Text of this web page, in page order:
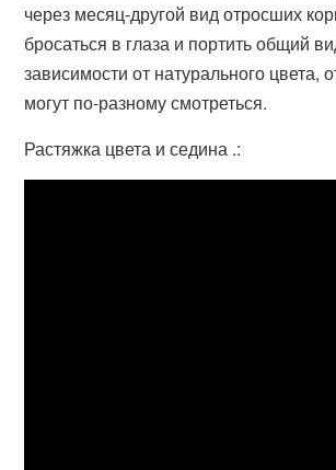
через месяц-другой вид отросших
бросаться в глаза и портить общий
зависимости от натурального цвета,
могут по-разному смотреться.
Растяжка цвета и седина .: